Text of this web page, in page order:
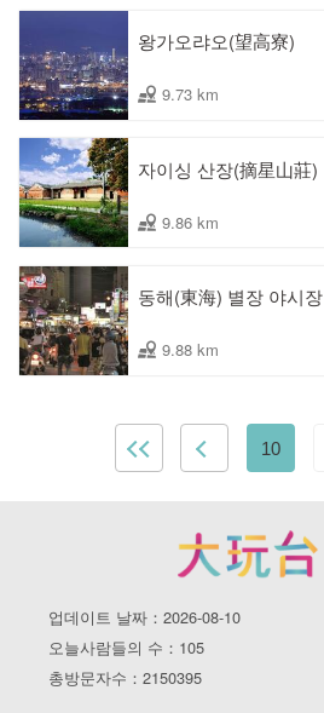
왕가오랴오(望高寮)
9.73 km
자이싱 산장(摘星山莊)
9.86 km
동해(東海) 별장 야시장
9.88 km
10
업데이트 날짜：2026-08-10
오늘사람들의 수：105
총방문자수：2150395